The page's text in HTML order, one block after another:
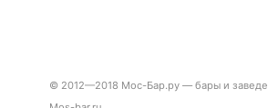
© 2012—2018 Мос-Бар.ру — бары и